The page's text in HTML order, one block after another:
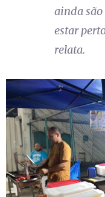
ainda
estar
relata.